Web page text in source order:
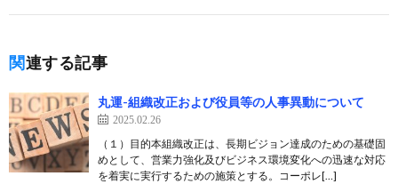
関連する記事
丸運-組織改正および役員等の人事異動について
2025.02.26
（１）目的本組織改正は、長期ビジョン達成のための基礎固
めとして、営業力強化及びビジネス環境変化への迅速な対応
を着実に実行するための施策とする。コーポレ[…]